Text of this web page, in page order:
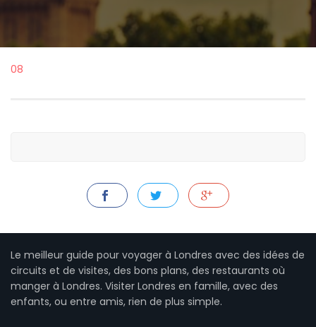
08
Le meilleur guide pour voyager à Londres avec des idées de
circuits et de visites, des bons plans, des restaurants où
manger à Londres. Visiter Londres en famille, avec des
enfants, ou entre amis, rien de plus simple.